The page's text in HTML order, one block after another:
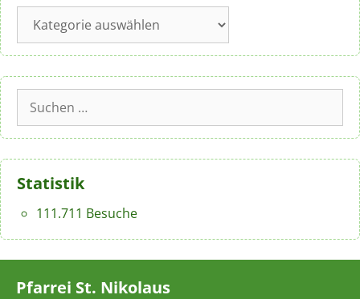
Kategorien
Suchen
nach:
Statistik
111.711 Besuche
Pfarrei St. Nikolaus